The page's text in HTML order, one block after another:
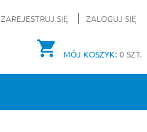
ZAREJESTRUJ SIĘ ZALOGUJ SIĘ
MÓJ KOSZYK:0 SZT.